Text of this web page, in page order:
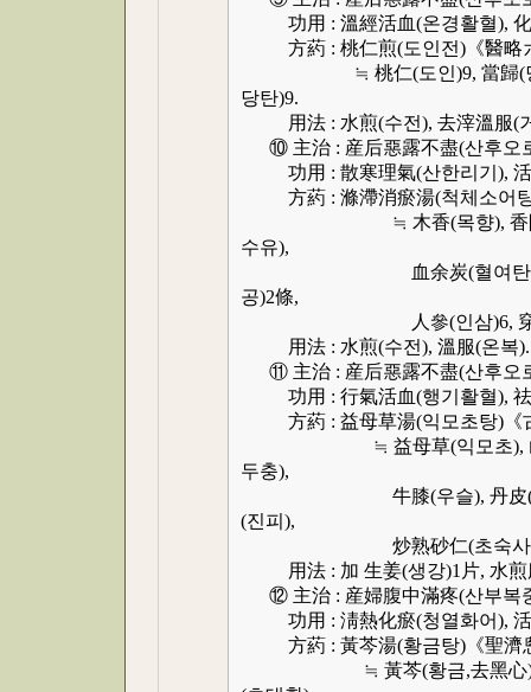
功用 : 溫經活血(온경활혈), 化
方葯 : 桃仁煎(도인전)《醫略
≒ 桃仁(도인)9, 當歸(당귀)9,
당탄)9.
用法 : 水煎(수전), 去滓溫服(
⑩ 主治 : 産后惡露不盡(산후오
功用 : 散寒理氣(산한리기), 活
方葯 : 滌滯消瘀湯(척체소어탕
≒ 木香(목향), 香附(향부),
수유),
血余炭(혈여탄)各9, 當歸
공)2條,
人參(인삼)6, 穿山甲
用法 : 水煎(수전), 溫服(온복).
⑪ 主治 : 産后惡露不盡(산후오
功用 : 行氣活血(행기활혈), 祛
方葯 : 益母草湯(익모초탕)《
≒ 益母草(익모초), 山楂(산
두충),
牛膝(우슬), 丹皮(단피),
(진피),
炒熟砂仁(초숙사인)各
用法 : 加 生姜(생강)1片, 水煎
⑫ 主治 : 産婦腹中滿疼(산부복
功用 : 淸熱化瘀(청열화어), 活
方葯 : 黃芩湯(황금탕)《聖濟
≒ 黃芩(황금,去黑心), 芍葯(